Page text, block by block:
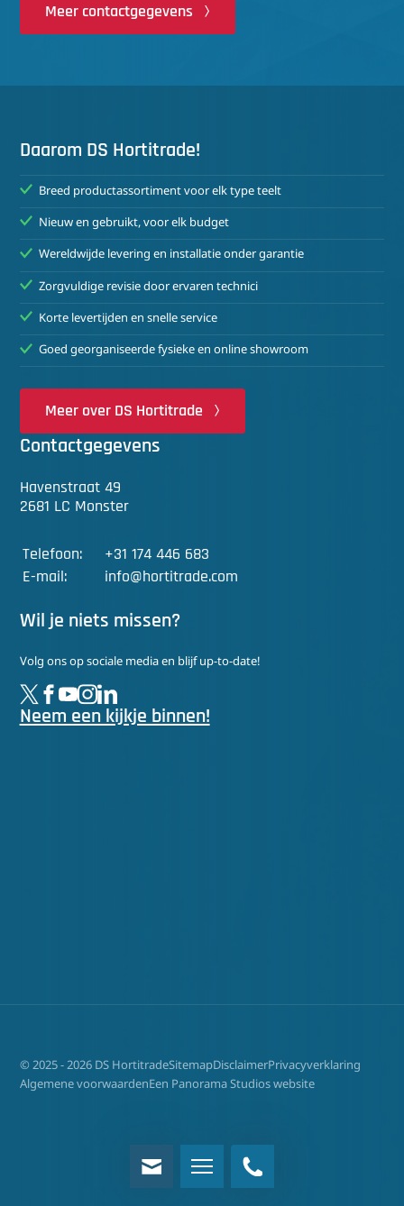
Meer contactgegevens
Daarom DS Hortitrade!
Breed productassortiment voor elk type teelt
Nieuw en gebruikt, voor elk budget
Wereldwijde levering en installatie onder garantie
Zorgvuldige revisie door ervaren technici
Korte levertijden en snelle service
Goed georganiseerde fysieke en online showroom
Meer over DS Hortitrade
Contactgegevens
Havenstraat 49
2681 LC Monster
Telefoon:
+31 174 446 683
E-mail:
info@hortitrade.com
Wil je niets missen?
Volg ons op sociale media en blijf up-to-date!
Neem een kijkje binnen!
© 2025 - 2026 DS HortitradeSitemapDisclaimerPrivacyverklaring
Algemene voorwaardenEen Panorama Studios website